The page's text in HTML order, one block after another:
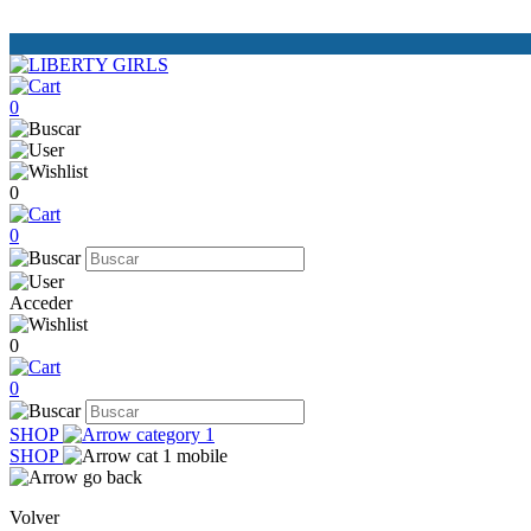
0
0
0
Acceder
0
0
SHOP
SHOP
Volver